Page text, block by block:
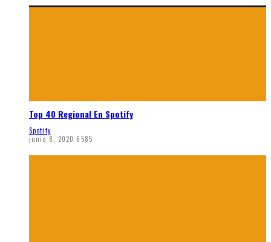
Top 40 Regional En Spotify
Spotify
junio 8, 2020 6585